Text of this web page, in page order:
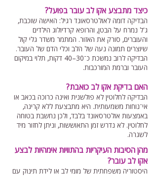
כיצד מתבצע אקו לב עובר בפועל?
הבדיקה דומה לאולטרסאונד רגיל: האישה שוכבת,
ג'ל נמרח על הבטן, והרופא קרדיולוג הילדים
והעוברים, סורק את האזור. המתמר משדר גלי קול
שיוצרים תמונה נעה של הלב וכלי הדם של העובר.
הבדיקה לרוב נמשכת כ־30–40 דקות, תלוי במיקום
העובר וברמת המורכבות.
האם בדיקת אקו לב כואבת?
הבדיקה לחלוטין לא פולשנית ואינה כרוכה בכאב או
אי־נוחות משמעותית. היא מתבצעת ללא קרינה,
באמצעות אולטרסאונד בלבד, ולכן נחשבת בטוחה
לחלוטין. לא נדרש זמן התאוששות, וניתן לחזור מיד
לשגרה.
מהן הסיבות העיקריות בהתוויות אימהיות לבצע
אקו לב עובר?
היסטוריה משפחתית של מומי לב או לידת תינוק עם